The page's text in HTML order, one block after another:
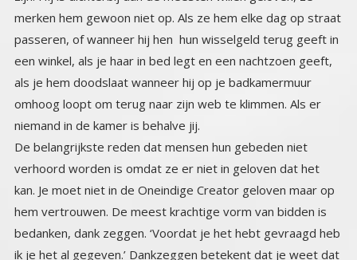
niemand in de kamer is behalve jij.
De belangrijkste reden dat mensen hun gebeden niet
verhoord worden is omdat ze er niet in geloven dat het
kan. Je moet niet in de Oneindige Creator geloven maar op
hem vertrouwen. De meest krachtige vorm van bidden is
bedanken, dank zeggen. ‘Voordat je het hebt gevraagd heb
ik je het al gegeven.’ Dankzeggen betekent dat je weet dat
onze Oneindige Creator voor je zorgt zoals hij heeft
beloofd, en daar dankbaar voor zijn, zelfs voordat je
resultaten ziet. Hoe meer vertrouwen we hebben in de